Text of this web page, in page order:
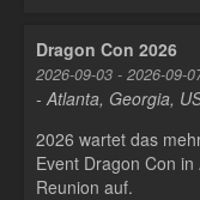
Dragon Con 2026
2026-09-03 - 2026-09-
- Atlanta, Georgia,
2026 wartet das
Event Dragon Con
Reunion auf.